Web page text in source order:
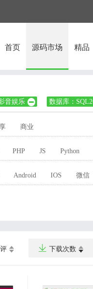
首页 源码市场 精品
音娱乐  数据库：
商业
PHP JS Python
Android IOS 微信
 下载次数